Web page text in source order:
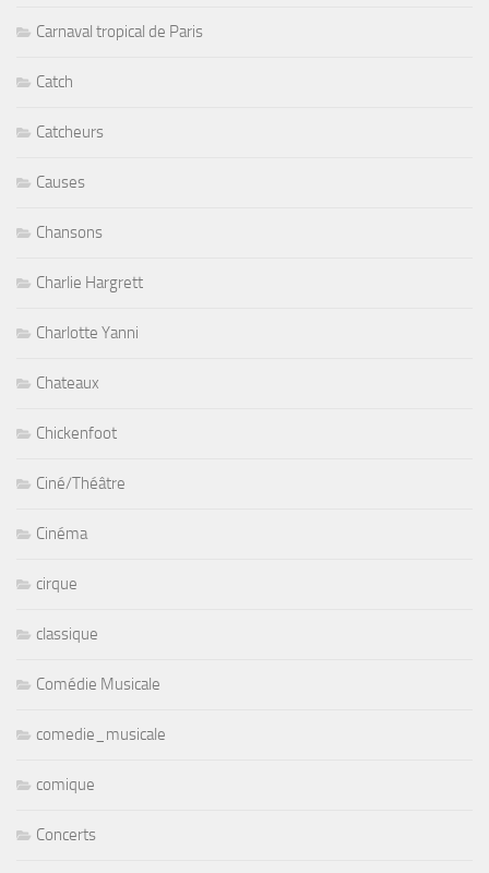
Carnaval tropical de Paris
Catch
Catcheurs
Causes
Chansons
Charlie Hargrett
Charlotte Yanni
Chateaux
Chickenfoot
Ciné/Théâtre
Cinéma
cirque
classique
Comédie Musicale
comedie_musicale
comique
Concerts